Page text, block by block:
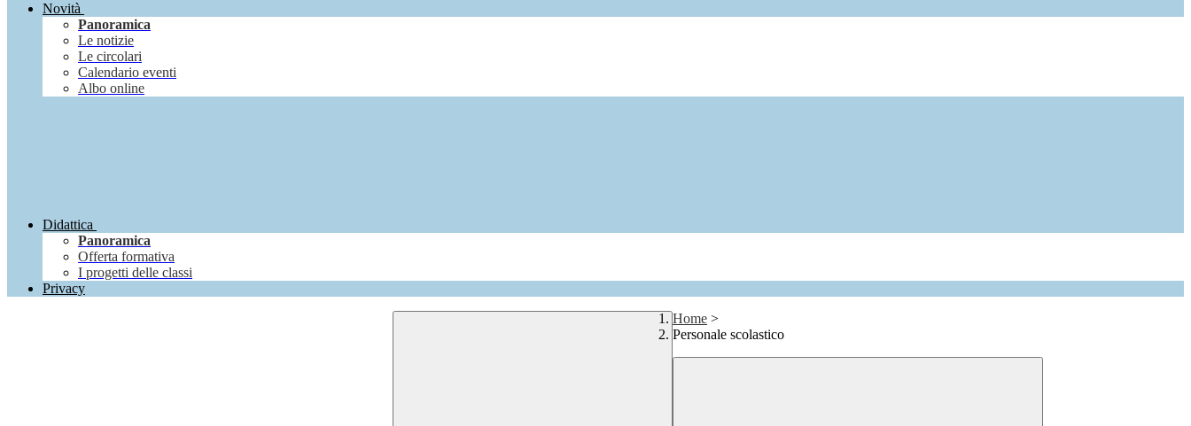
Novità
Panoramica
Le notizie
Le circolari
Calendario eventi
Albo online
Didattica
Panoramica
Offerta formativa
I progetti delle classi
Privacy
Home >
Personale scolastico